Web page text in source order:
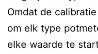
Omdat de
om elk type
elke waarde te